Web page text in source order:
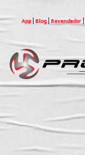
App Blog Revendedor